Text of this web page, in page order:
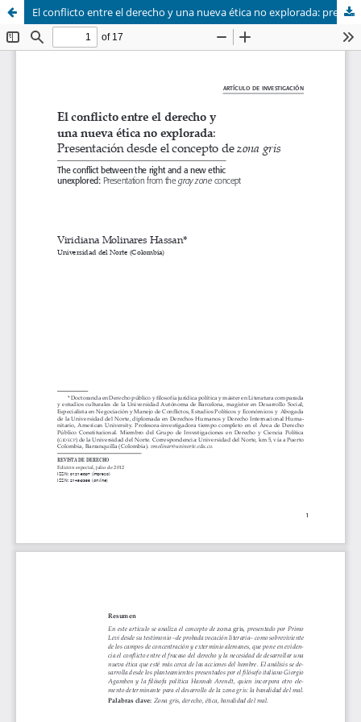
El conflicto entre el derecho y una nueva ética no explorada: presentación desde el concepto de zona gris